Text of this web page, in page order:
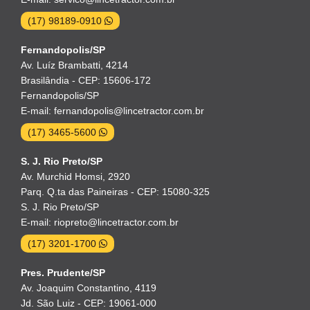
(17) 98189-0910
Fernandopolis/SP
Av. Luíz Brambatti, 4214
Brasilândia - CEP: 15606-172
Fernandopolis/SP
E-mail: fernandopolis@lincetractor.com.br
(17) 3465-5600
S. J. Rio Preto/SP
Av. Murchid Homsi, 2920
Parq. Q.ta das Paineiras - CEP: 15080-325
S. J. Rio Preto/SP
E-mail: riopreto@lincetractor.com.br
(17) 3201-1700
Pres. Prudente/SP
Av. Joaquim Constantino, 4119
Jd. São Luiz - CEP: 19061-000